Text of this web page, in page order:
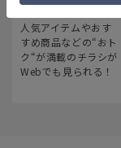
最新のお買い得情報
人気アイテムやおす
すめ商品などの“おト
ク“が満載のチラシが
Webでも見られる！